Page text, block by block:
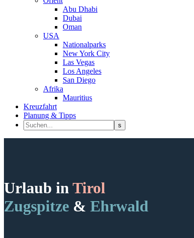
Abu Dhabi
Dubai
Oman
USA
Nationalparks
New York City
Las Vegas
Los Angeles
San Diego
Afrika
Mauritius
Kreuzfahrt
Planung & Tipps
Urlaub in Tirol
Zugspitze & Ehrwald